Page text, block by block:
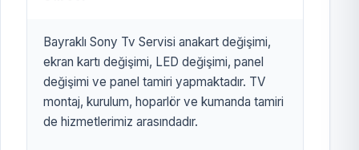
Bayraklı Sony Tv Servisi anakart değişimi,
ekran kartı değişimi, LED değişimi, panel
değişimi ve panel tamiri yapmaktadır. TV
montaj, kurulum, hoparlör ve kumanda tamiri
de hizmetlerimiz arasındadır.